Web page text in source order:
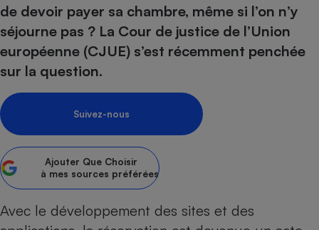
de devoir payer sa chambre, même si l’on n’y
séjourne pas ? La Cour de justice de l’Union
européenne (CJUE) s’est récemment penchée
sur la question.
Suivez-nous
Ajouter Que Choisir
à mes sources préférées
Avec le développement des sites et des
Sécurité - Hygiène
Assurance
Banque - Crédit
Epargne - Fiscalité
Circulation routière
Contrôle technique -
Pièce détachée
Supermarché - Drive
Comparatif plaque à
Comparatif hotte
Comparatif cafetière
Comparatif barre de son
Comparatif imprimante
Crédit immobilier
Comparatif poêle à
Comparatif radiateur
Bricolage - Jardinage
Chauffage
Maison de retraite
Retraite
Choisir son fioul
Choisir son pellet
Comparateur assurance emprunteur
Energie Moins Chère Ensemble
Tous les comparateurs
Toutes les cartes interactives